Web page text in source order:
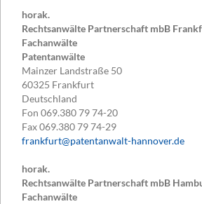
horak.
Rechtsanwälte Partnerschaft mbB
Fachanwälte
Patentanwälte
Mainzer Landstraße 50
60325 Frankfurt
Deutschland
Fon 069.380 79 74-20
Fax069.380 79 74-29
frankfurt@patentanwalt-hannover.de
horak.
Rechtsanwälte Partnerschaft mbB
Fachanwälte